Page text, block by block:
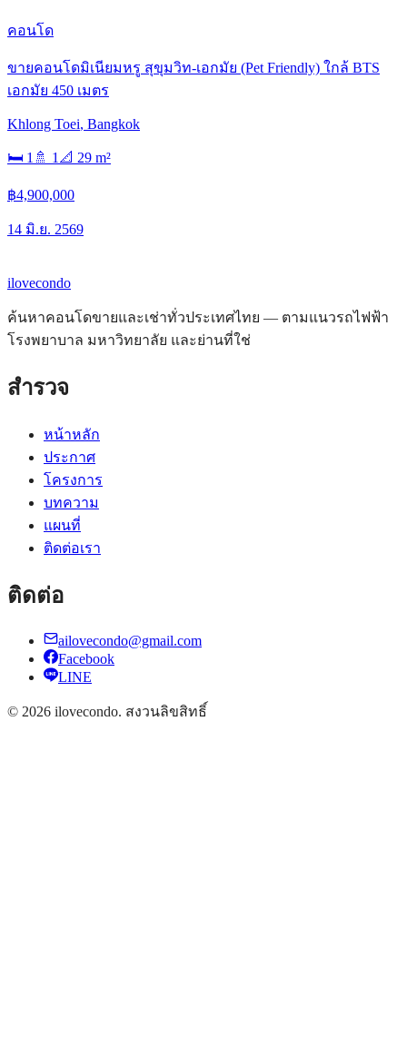
คอนโด
ขายคอนโดมิเนียมหรู สุขุมวิท-เอกมัย (Pet Friendly) ใกล้ BTS
เอกมัย 450 เมตร
Khlong Toei, Bangkok
🛏 1 🚿 1 📐 29 m²
฿4,900,000
14 มิ.ย. 2569
ilovecondo
ค้นหาคอนโดขายและเช่าทั่วประเทศไทย — ตามแนวรถไฟฟ้า
โรงพยาบาล มหาวิทยาลัย และย่านที่ใช่
สำรวจ
หน้าหลัก
ประกาศ
โครงการ
บทความ
แผนที่
ติดต่อเรา
ติดต่อ
ailovecondo@gmail.com
Facebook
LINE
© 2026 ilovecondo. สงวนลิขสิทธิ์